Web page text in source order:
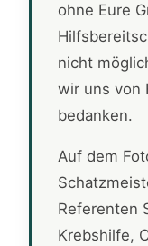
ohne Eure
nicht
wir uns von
bedanken.
Auf dem
Referenten
Krebshilfe,